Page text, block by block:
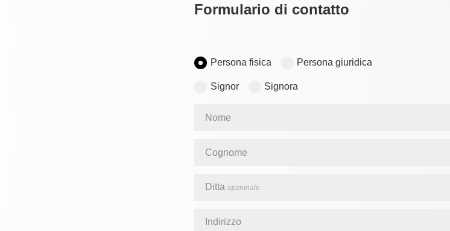
Formulario di contatto
Persona fisica Persona giuridica
Signor Signora
Nome
Cognome
Ditta opzionale
Indirizzo